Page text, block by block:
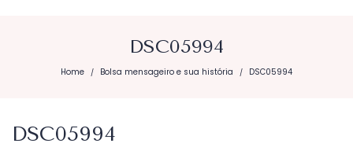
DSC05994
Home / Bolsa mensageiro e sua história / DSC05994
DSC05994